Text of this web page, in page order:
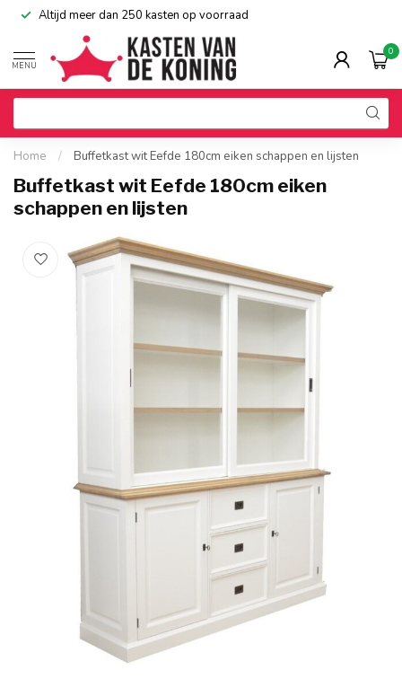
Altijd meer dan 250 kasten op voorraad
MENU
0
Home / Buffetkast wit Eefde 180cm eiken schappen en lijsten
Buffetkast wit Eefde 180cm eiken
schappen en lijsten